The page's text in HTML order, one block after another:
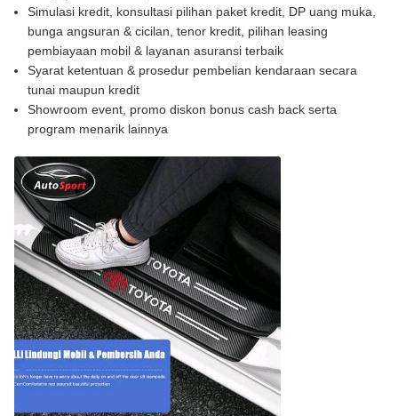
Simulasi kredit, konsultasi pilihan paket kredit, DP uang muka,
bunga angsuran & cicilan, tenor kredit, pilihan leasing
pembiayaan mobil & layanan asuransi terbaik
Syarat ketentuan & prosedur pembelian kendaraan secara
tunai maupun kredit
Showroom event, promo diskon bonus cash back serta
program menarik lainnya